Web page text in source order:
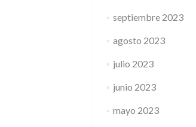
septiembre 2023
agosto 2023
julio 2023
junio 2023
mayo 2023